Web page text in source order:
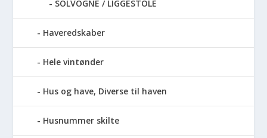
SOLVOGNE / LIGGESTOLE
Haveredskaber
Hele vintønder
Hus og have, Diverse til haven
Husnummer skilte